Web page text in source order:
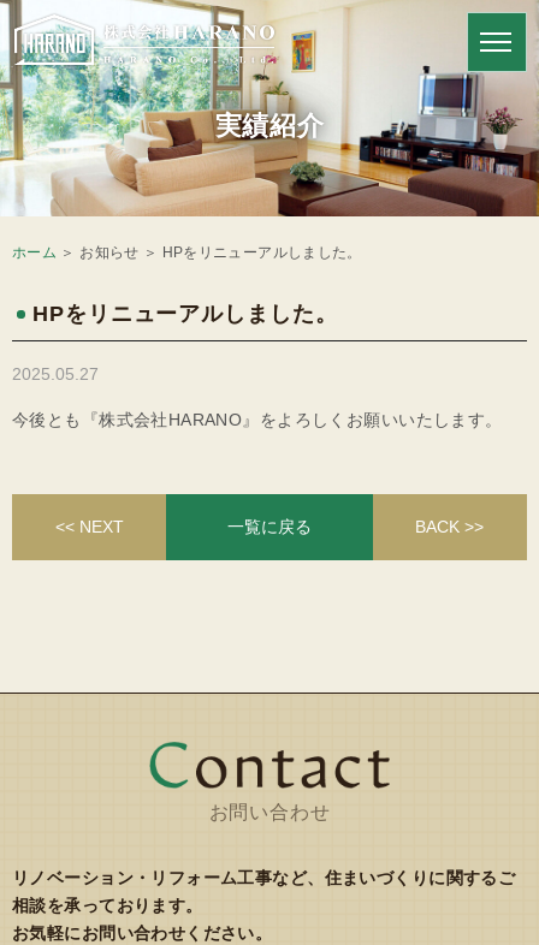
HARANOの強み
実績紹介
ホーム ＞ お知らせ ＞ HPをリニューアルしました。
HPをリニューアルしました。
2025.05.27
今後とも『株式会社HARANO』をよろしくお願いいたします。
<< NEXT 一覧に戻る BACK >>
お問い合わせ
リノベーション・リフォーム工事など、住まいづくりに関するご
相談を承っております。
お気軽にお問い合わせください。